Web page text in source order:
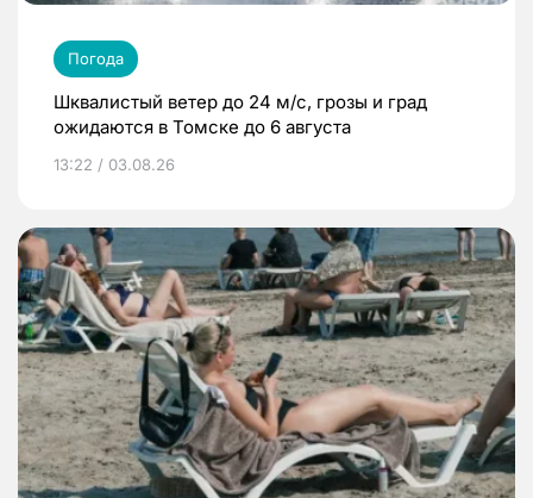
Погода
Шквалистый ветер до 24 м/с, грозы и град
ожидаются в Томске до 6 августа
13:22 / 03.08.26